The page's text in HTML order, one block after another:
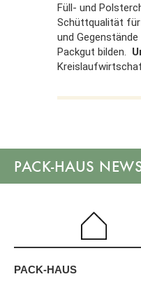
Füll- und
Schüttqualität
und
Packgut bilden.
PACK-HAUS